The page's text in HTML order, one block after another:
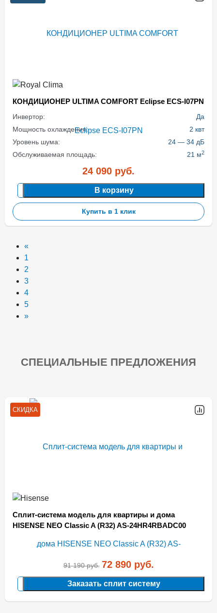
КОНДИЦИОНЕР ULTIMA COMFORT Eclipse ECS-I07PN
Инвертор:
Да
Мощность охлаждения:
2 квт
Уровень шума:
24 — 34 дБ
Обслуживаемая площадь:
21 м2
24 090 руб.
В корзину
Купить в 1 клик
«
1
2
3
4
5
»
СПЕЦИАЛЬНЫЕ ПРЕДЛОЖЕНИЯ
СКИДКА
Сплит-система модель для квартиры и дома
HISENSE NEO Classic A (R32) AS-24HR4RBADC00
91 190руб. 72 890руб.
Заказать сплит систему